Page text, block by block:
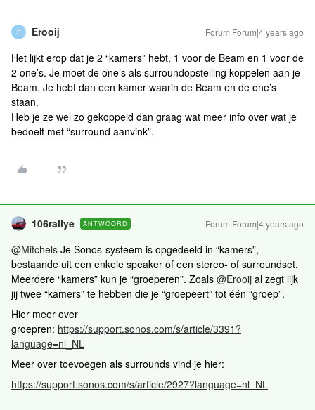
E Erooij Forum|Forum|4 years ago
Het lijkt erop dat je 2 “kamers” hebt, 1 voor de Beam en 1 voor de
2 one’s. Je moet de one’s als surroundopstelling koppelen aan je
Beam. Je hebt dan een kamer waarin de Beam en de one’s
staan.
Heb je ze wel zo gekoppeld dan graag wat meer info over wat je
bedoelt met “surround aanvink”.
106rallye ANTWOORD Forum|Forum|4 years ago
@Mitchels Je Sonos-systeem is opgedeeld in “kamers”,
bestaande uit een enkele speaker of een stereo- of surroundset.
Meerdere “kamers” kun je “groeperen”. Zoals @Erooij al zegt lijk
jij twee “kamers” te hebben die je “groepeert” tot één “groep”.
Hier meer over
groepren: https://support.sonos.com/s/article/3391?
language=nl_NL
Meer over toevoegen als surrounds vind je hier:
https://support.sonos.com/s/article/2927?language=nl_NL